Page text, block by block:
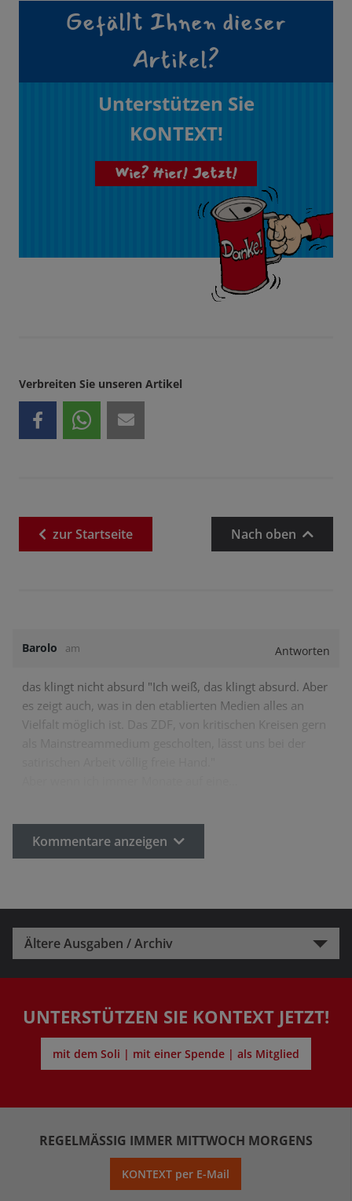
Gefällt Ihnen dieser
Artikel?
Unterstützen Sie
KONTEXT!
Wie? Hier! Jetzt!
Verbreiten Sie unseren Artikel
zurStartseite Nach oben
Barolo am Antworten
das klingt nicht absurd "Ich weiß, das klingt absurd. Aber
es zeigt auch, was in den etablierten Medien alles an
Vielfalt möglich ist. Das ZDF, von kritischen Kreisen gern
Kommentare anzeigen
Ältere Ausgaben / Archiv
UNTERSTÜTZEN SIE KONTEXT JETZT!
mit dem Soli | mit einer Spende | als Mitglied
REGELMÄSSIG IMMER MITTWOCH MORGENS
KONTEXT per E-Mail